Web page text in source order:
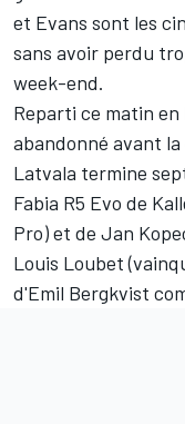
et Evans sont les
sans avoir perdu
week-end.
Reparti ce matin
abandonné avant
Latvala termine
Fabia R5 Evo de
Pro) et de Jan
Louis Loubet
d'Emil Bergkvist